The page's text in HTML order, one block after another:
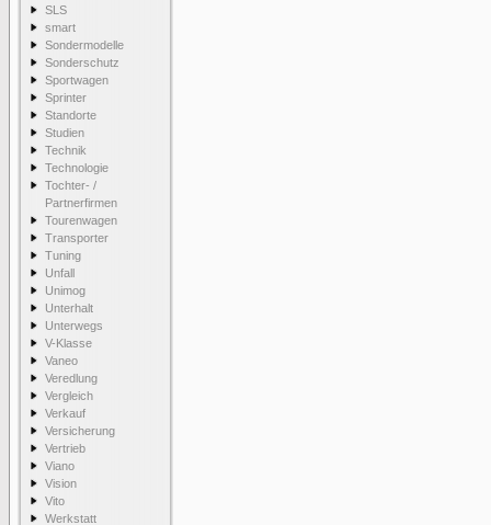
SLS
smart
Sondermodelle
Sonderschutz
Sportwagen
Sprinter
Standorte
Studien
Technik
Technologie
Tochter- /
Partnerfirmen
Tourenwagen
Transporter
Tuning
Unfall
Unimog
Unterhalt
Unterwegs
V-Klasse
Vaneo
Veredlung
Vergleich
Verkauf
Versicherung
Vertrieb
Viano
Vision
Vito
Werkstatt